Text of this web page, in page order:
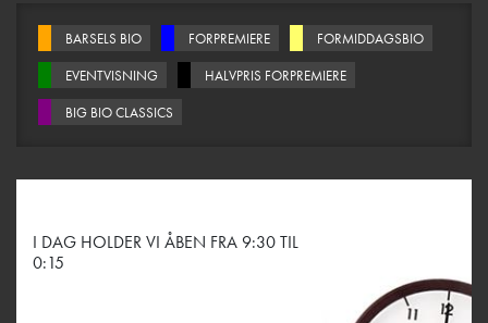
BARSELS BIO FORPREMIERE
FORMIDDAGSBIO
EVENTVISNING
HALVPRIS FORPREMIERE
BIG BIO CLASSICS
I DAG HOLDER VI ÅBEN FRA 9:30 TIL
0:15